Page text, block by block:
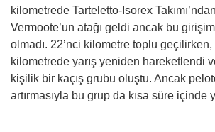
kilometrede Tarteletto-Isorex
Vermoote’un atağı geldi ancak bu
olmadı. 22’nci kilometre toplu geçilirken,
kilometrede yarış yeniden hareketlendi
kişilik bir kaçış grubu oluştu. Ancak
artırmasıyla bu grup da kısa süre içinde